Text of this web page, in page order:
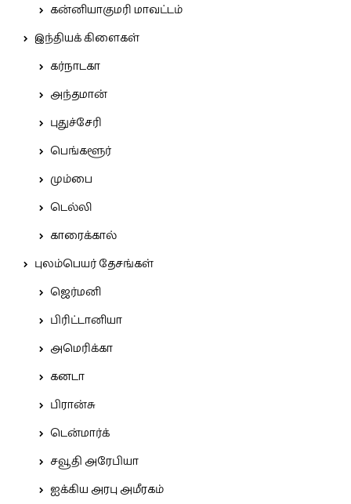
கன்னியாகுமரி மாவட்டம்
இந்தியக் கிளைகள்
கர்நாடகா
அந்தமான்
புதுச்சேரி
பெங்களூர்
மும்பை
டெல்லி
காரைக்கால்
புலம்பெயர் தேசங்கள்
ஜெர்மனி
பிரிட்டானியா
அமெரிக்கா
கனடா
பிரான்சு
டென்மார்க்
சவூதி அரேபியா
ஐக்கிய அரபு அமீரகம்